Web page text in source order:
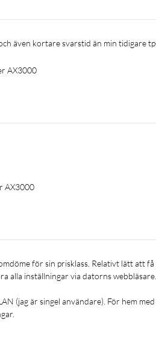
även kortare svarstid än min tidigare
AX3000
AX3000
alla inställningar via datorns
(jag är singel användare). För hem